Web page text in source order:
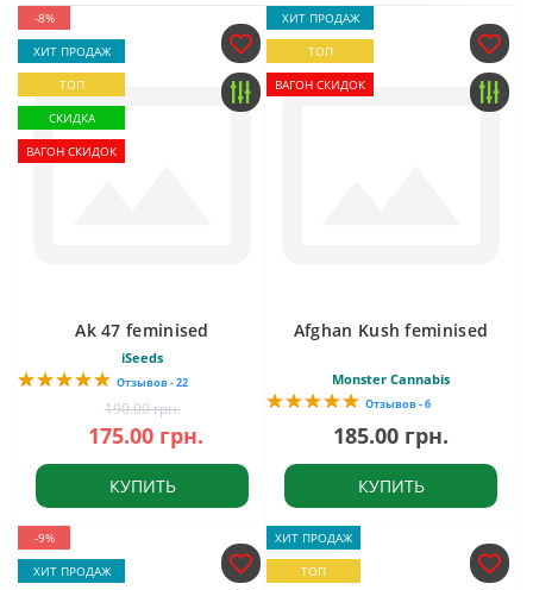
-8%
ХИТ ПРОДАЖ
ТОП
СКИДКА
ВАГОН СКИДОК
Ak 47 feminised
iSeeds
Отзывов - 22
190.00 грн.
175.00 грн.
КУПИТЬ
ХИТ ПРОДАЖ
ТОП
ВАГОН СКИДОК
Afghan Kush feminised
Monster Cannabis
Отзывов - 6
185.00 грн.
КУПИТЬ
-9%
ХИТ ПРОДАЖ
ХИТ ПРОДАЖ
ТОП